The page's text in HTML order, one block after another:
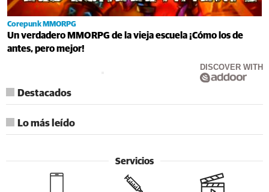
Corepunk MMORPG
Un verdadero MMORPG de la vieja escuela ¡Cómo los de
antes, pero mejor!
DISCOVER WITH
Destacados
Lo más leído
Servicios